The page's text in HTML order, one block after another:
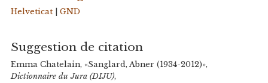
Helveticat| GND
Suggestion de citation
Emma Chatelain, «Sanglard, Abner (1934-2012)»,
Dictionnaire du Jura (DIJU),